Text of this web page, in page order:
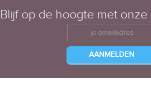
Blijf op de hoogte met